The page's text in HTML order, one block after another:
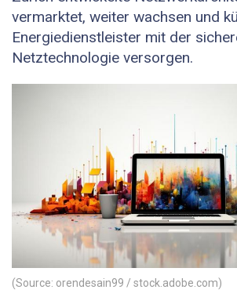
vermarktet, weiter wachsen und
Energiedienstleister mit der
Netztechnologie versorgen.
(Source: orendesain99 / stock.adobe.com)